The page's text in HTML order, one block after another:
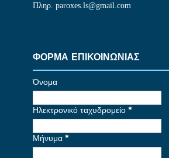
Πληρ. paroxes.ls@gmail.com
ΦΟΡΜΑ ΕΠΙΚΟΙΝΩΝΙΑΣ
Όνομα
Ηλεκτρονικό ταχυδρομείο *
Μήνυμα *